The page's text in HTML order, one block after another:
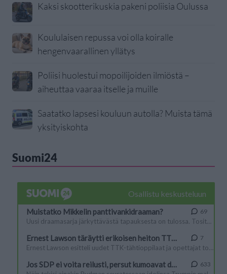
Kaksi skootterikuskia pakeni poliisia Oulussa
Koululaisen repussa voi olla koiralle
hengenvaarallinen yllätys
Poliisi huolestui mopoilijoiden ilmiöstä –
aiheuttaa vaaraa itselle ja muille
Saatatko lapsesi kouluun autolla? Muista tämä
yksityiskohta
Suomi24